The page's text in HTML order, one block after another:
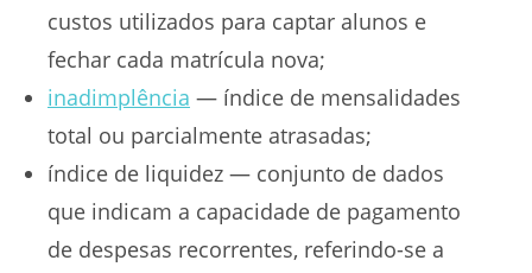
custos utilizados para captar alunos e
fechar cada matrícula nova;
inadimplência — índice de mensalidades
total ou parcialmente atrasadas;
índice de liquidez — conjunto de dados
que indicam a capacidade de pagamento
de despesas recorrentes, referindo-se a